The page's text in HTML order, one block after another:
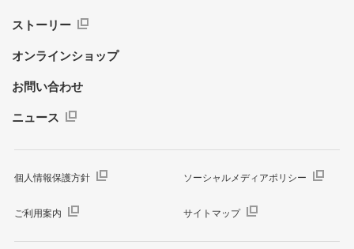
ストーリー
オンラインショップ
お問い合わせ
ニュース
個人情報保護方針 ソーシャルメディアポリシー
ご利用案内 サイトマップ